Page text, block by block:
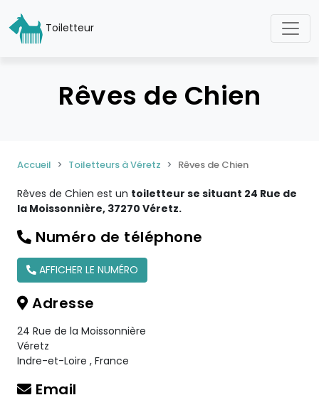
Toiletteur
Rêves de Chien
Accueil Toiletteurs à Véretz Rêves de Chien
Rêves de Chien est un toiletteur se situant 24 Rue de
la Moissonnière, 37270 Véretz.
Numéro de téléphone
AFFICHER LE NUMÉRO
Adresse
24 Rue de la Moissonnière
Véretz
Indre-et-Loire , France
Email